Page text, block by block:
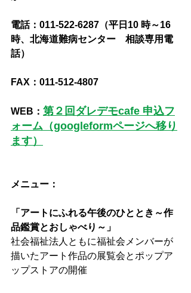
電話：011-522-6287（平日10 時～16
時、北海道難病センター　相談専用電
話）
FAX：011-512-4807
WEB： 第２回ダレデモcafe 申込フ
ォーム（googleformページへ移り
ます）
メニュー：
「アートにふれる午後のひととき～作
品鑑賞とおしゃべり～」
社会福祉法人ともに福祉会メンバーが
描いたアート作品の展覧会とポップア
ップストアの開催